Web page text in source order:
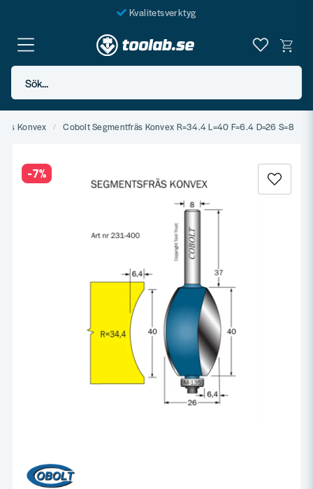
Kvalitetsverktyg
Fraktfritt över 999 SEK*
En järnhandel för alla
Sök...
Konvex Cobolt Segmentfräs Konvex R=34.4 L=40 F=6.4 D=26 S=8
-7%